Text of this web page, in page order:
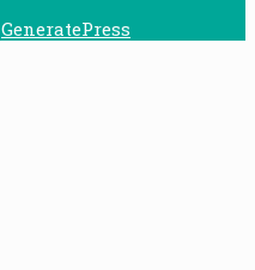
GeneratePress